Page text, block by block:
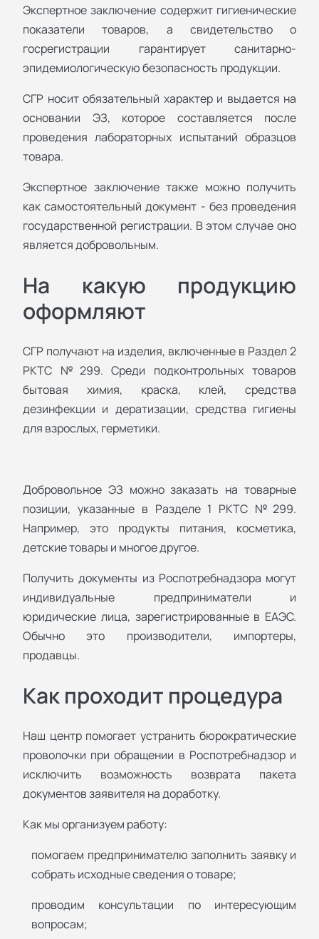
Экспертное заключение содержит гигиенические
показатели товаров, а свидетельство о
госрегистрации гарантирует санитарно-
эпидемиологическую безопасность продукции.
СГР носит обязательный характер и выдается на
основании ЭЗ, которое составляется после
проведения лабораторных испытаний образцов
товара.
Экспертное заключение также можно получить
как самостоятельный документ - без проведения
государственной регистрации. В этом случае оно
является добровольным.
На какую продукцию
оформляют
СГР получают на изделия, включенные в Раздел 2
РКТС №299. Среди подконтрольных товаров
бытовая химия, краска, клей, средства
дезинфекции и дератизации, средства гигиены
для взрослых, герметики.
Добровольное ЭЗ можно заказать на товарные
позиции, указанные в Разделе 1 РКТС №299.
Например, это продукты питания, косметика,
детские товары и многое другое.
Получить документы из Роспотребнадзора могут
индивидуальные предприниматели и
юридические лица, зарегистрированные в ЕАЭС.
Обычно это производители, импортеры,
продавцы.
Как проходит процедура
Наш центр помогает устранить бюрократические
проволочки при обращении в Роспотребнадзор и
исключить возможность возврата пакета
документов заявителя на доработку.
Как мы организуем работу:
помогаем предпринимателю заполнить заявку и
собрать исходные сведения о товаре;
проводим консультации по интересующим
вопросам;